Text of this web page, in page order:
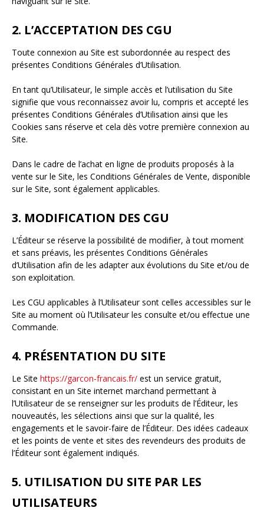
2. L’ACCEPTATION DES CGU
Toute connexion au Site est subordonnée au respect des
présentes Conditions Générales d’Utilisation.
En tant qu’Utilisateur, le simple accès et l’utilisation du Site
signifie que vous reconnaissez avoir lu, compris et accepté les
présentes Conditions Générales d’Utilisation ainsi que les
Cookies sans réserve et cela dès votre première connexion au
Site.
Dans le cadre de l’achat en ligne de produits proposés à la
vente sur le Site, les Conditions Générales de Vente, disponible
sur le Site, sont également applicables.
3. MODIFICATION DES CGU
L’Éditeur se réserve la possibilité de modifier, à tout moment
et sans préavis, les présentes Conditions Générales
d’Utilisation afin de les adapter aux évolutions du Site et/ou de
son exploitation.
Les CGU applicables à l’Utilisateur sont celles accessibles sur le
Site au moment où l’Utilisateur les consulte et/ou effectue une
Commande.
4. PRÉSENTATION DU SITE
Le Site https://garcon-francais.fr/ est un service gratuit,
consistant en un Site internet marchand permettant à
l’Utilisateur de se renseigner sur les produits de l’Éditeur, les
nouveautés, les sélections ainsi que sur la qualité, les
engagements et le savoir-faire de l’Éditeur. Des idées cadeaux
et les points de vente et sites des revendeurs des produits de
l’Éditeur sont également indiqués.
5. UTILISATION DU SITE PAR LES
UTILISATEURS